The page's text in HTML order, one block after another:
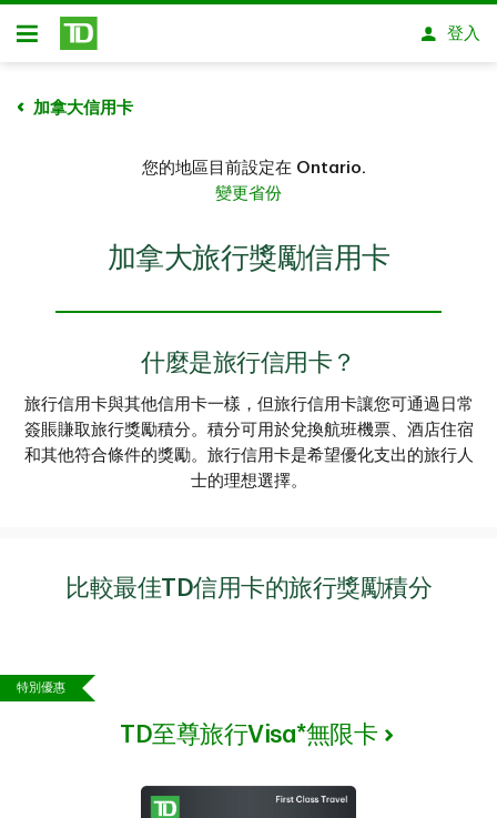
略過進入主要內容
開放式房屋貸款
登入
加拿大信用卡
您的地區目前設定在 Ontario.
變更省份
加拿大旅行獎勵信用卡
什麼是旅行信用卡？
旅行信用卡與其他信用卡一樣，但旅行信用卡讓您可通過日常
簽賬賺取旅行獎勵積分。積分可用於兌換航班機票、酒店住宿
和其他符合條件的獎勵。旅行信用卡是希望優化支出的旅行人
士的理想選擇。
比較最佳TD信用卡的旅行獎勵積分
特別優惠
TD至尊旅行Visa*無限卡